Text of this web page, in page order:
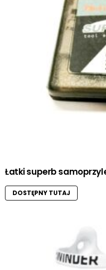
Łatki superb
DOSTĘPNY TUTAJ